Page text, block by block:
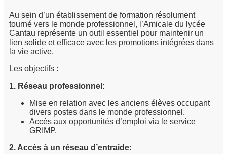
Au sein d’un établissement de formation résolument
tourné vers le monde professionnel, l’Amicale du lycée
Cantau représente un outil essentiel pour maintenir un
lien solide et efficace avec les promotions intégrées dans
la vie active.
Les objectifs :
1. Réseau professionnel:
Mise en relation avec les anciens élèves occupant
divers postes dans le monde professionnel.
Accès aux opportunités d’emploi via le service
GRIMP.
2. Accès à un réseau d’entraide: